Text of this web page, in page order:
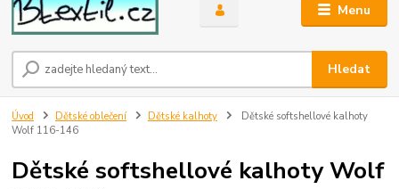
Menu
Hledat
Úvod Dětské oblečení Dětské kalhoty
Dětské softshellové kalhoty
Wolf 116-146
Dětské softshellové kalhoty Wolf